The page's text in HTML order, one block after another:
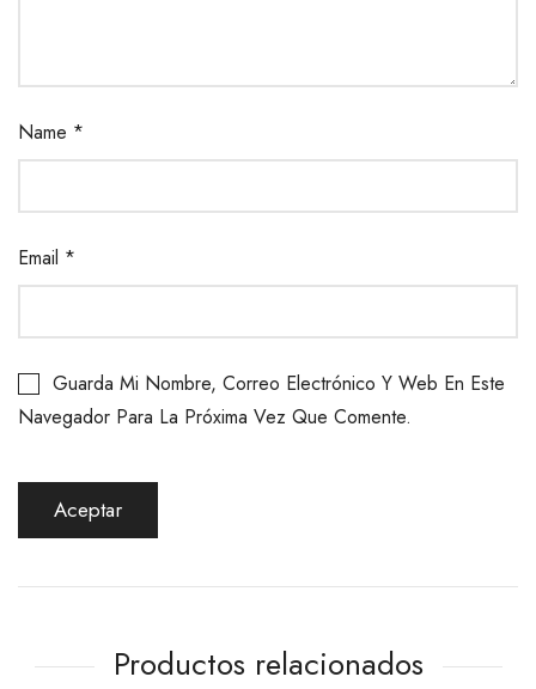
Name *
Email *
Guarda Mi Nombre, Correo Electrónico Y Web En Este
Navegador Para La Próxima Vez Que Comente.
Productos relacionados